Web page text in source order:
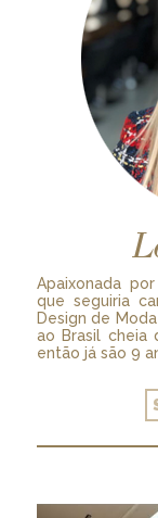
Apaixonada
que seguiria
Design de
ao Brasil cheia
então já são 9